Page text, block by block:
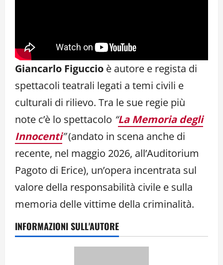
Giancarlo Figuccio è autore e regista di
spettacoli teatrali legati a temi civili e
culturali di rilievo. Tra le sue regie più
note c’è lo spettacolo “La Memoria degli
Innocenti”(andato in scena anche di
recente, nel maggio 2026, all’Auditorium
Pagoto di Erice), un’opera incentrata sul
valore della responsabilità civile e sulla
memoria delle vittime della criminalità.
INFORMAZIONI SULL'AUTORE